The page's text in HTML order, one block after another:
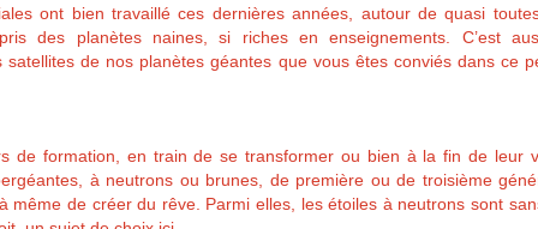
ont bien travaillé ces dernières années, autour de quasi
des planètes naines, si riches en enseignements. C’est
satellites de nos planètes géantes que vous êtes conviés dans ce
de formation, en train de se transformer ou bien à la fin de leur
à neutrons ou brunes, de première ou de troisième
même de créer du rêve. Parmi elles, les étoiles à neutrons sont